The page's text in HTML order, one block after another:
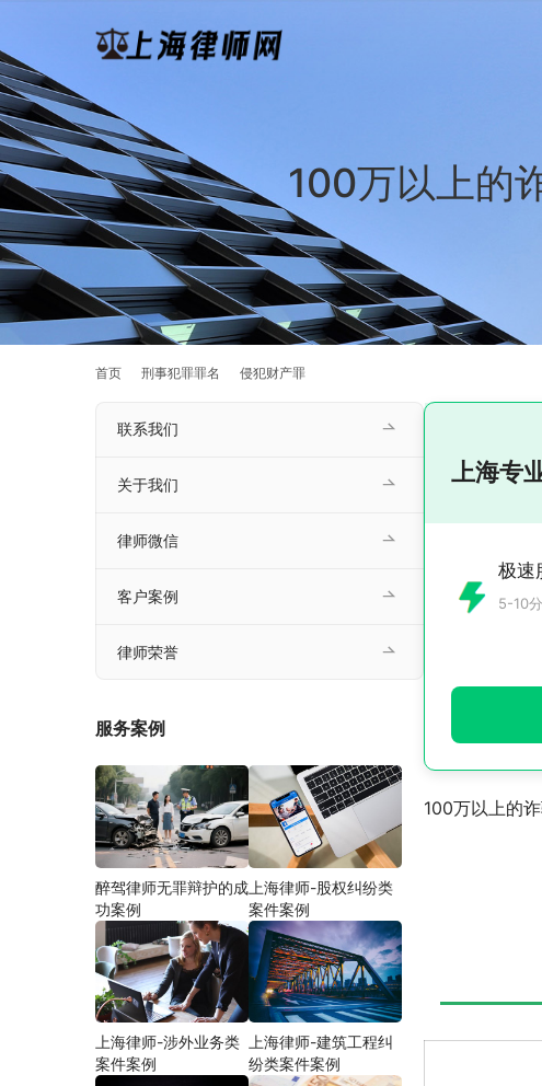
100万以上的
首页 刑事犯罪罪名 侵犯财产罪
上海专
极速
5-10
100万以上的
联系我们
关于我们
律师微信
客户案例
律师荣誉
服务案例
醉驾律师无罪辩护的成
功案例
上海律师-股权纠纷类
案件案例
上海律师-涉外业务类
案件案例
上海律师-建筑工程纠
纷类案件案例